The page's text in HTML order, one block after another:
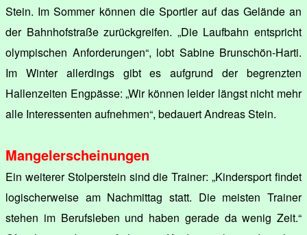
Stein. Im Sommer können die Sportler auf das Gelände an
der Bahnhofstraße zurückgreifen. „Die Laufbahn entspricht
olympischen Anforderungen“, lobt Sabine Brunschön-Harti.
Im Winter allerdings gibt es aufgrund der begrenzten
Hallenzeiten Engpässe: „Wir können leider längst nicht mehr
alle Interessenten aufnehmen“, bedauert Andreas Stein.
Mangelerscheinungen
Ein weiterer Stolperstein sind die Trainer: „Kindersport findet
logischerweise am Nachmittag statt. Die meisten Trainer
stehen im Berufsleben und haben gerade da wenig Zeit.“